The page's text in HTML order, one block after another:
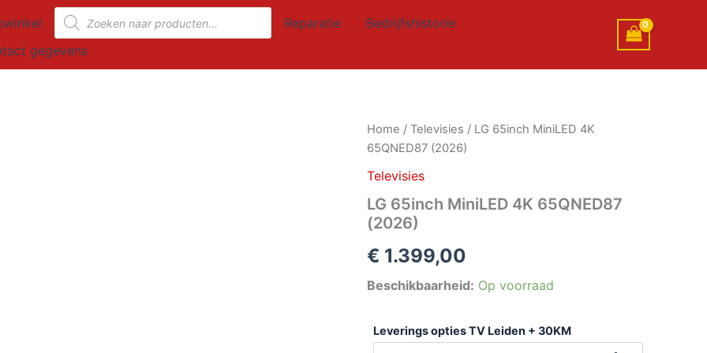
Producten
zoeken
Reparatie
Bedrijfshistorie
gegevens
Home / Televisies / LG 65inch MiniLED 4K
65QNED87 (2026)
Televisies
LG 65inch MiniLED 4K 65QNED87
(2026)
€ 1.399,00
Beschikbaarheid: Op voorraad
Leverings opties TV Leiden + 30KM
LG
65inch
4K
(2026)
aantal